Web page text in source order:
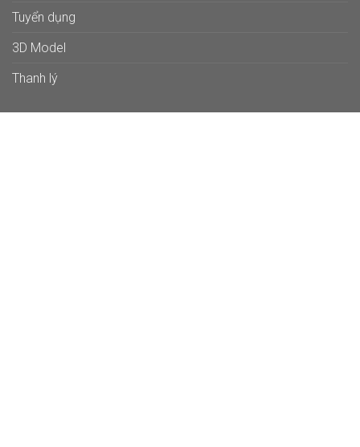
Tuyển dụng
3D Model
Thanh lý